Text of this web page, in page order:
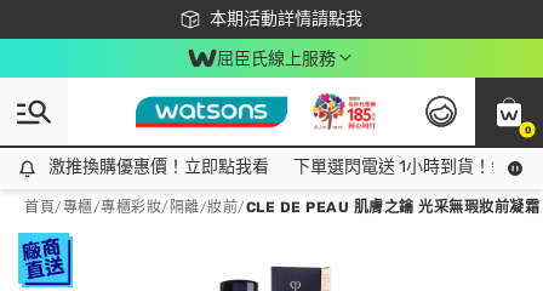
本期活動詳情請點我
下載app最高回饋$350
屈臣氏線上服務
0
激推換購優惠價！立即點我看
激推換購優惠價！立即點我看 下單選閃電送 1小時到貨！領神
首頁/專櫃/專櫃彩妝/ 隔離/妝前/CLE DE PEAU 肌膚之鑰 光采無瑕妝前凝